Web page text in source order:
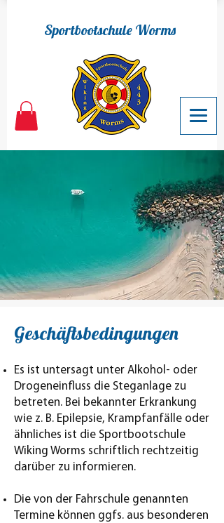
Sportbootschule Worms
Geschäftsbedingungen
Es ist untersagt unter Alkohol- oder
Drogeneinfluss die Steganlage zu
betreten. Bei bekannter Erkrankung
wie z. B. Epilepsie, Krampfanfälle oder
ähnliches ist die Sportbootschule
Wiking Worms schriftlich rechtzeitig
darüber zu informieren.
Die von der Fahrschule genannten
Termine können ggfs. aus besonderen